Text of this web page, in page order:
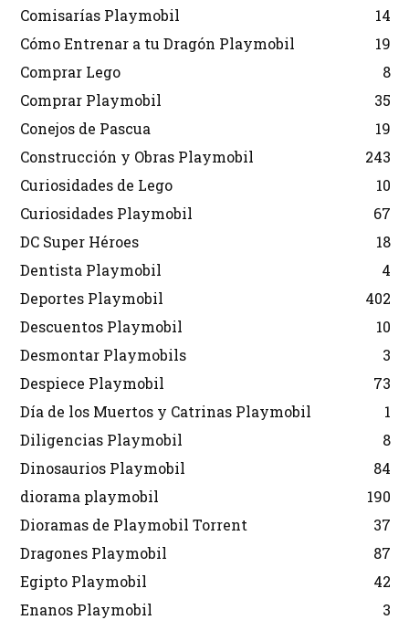
Comisarías Playmobil
14
Cómo Entrenar a tu Dragón Playmobil
19
Comprar Lego
8
Comprar Playmobil
35
Conejos de Pascua
19
Construcción y Obras Playmobil
243
Curiosidades de Lego
10
Curiosidades Playmobil
67
DC Super Héroes
18
Dentista Playmobil
4
Deportes Playmobil
402
Descuentos Playmobil
10
Desmontar Playmobils
3
Despiece Playmobil
73
Día de los Muertos y Catrinas Playmobil
1
Diligencias Playmobil
8
Dinosaurios Playmobil
84
diorama playmobil
190
Dioramas de Playmobil Torrent
37
Dragones Playmobil
87
Egipto Playmobil
42
Enanos Playmobil
3